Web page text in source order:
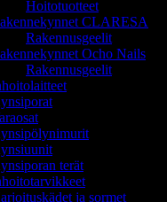
Hoitotuotteet
CLARESA
Rakennusgeelit
Ocho Nails
Rakennusgeelit
terät
ja sormet